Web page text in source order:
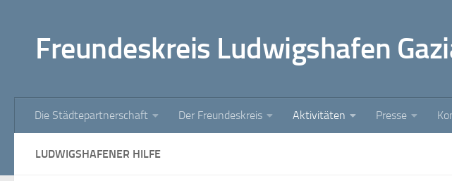
Freundeskreis Ludwigshafen
Die Städtepartnerschaft Der Freundeskreis Aktivitäten Presse
LUDWIGSHAFENER HILFE